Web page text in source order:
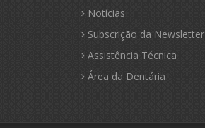
Notícias
Subscrição da Newsletter
Assistência Técnica
Área da Dentária